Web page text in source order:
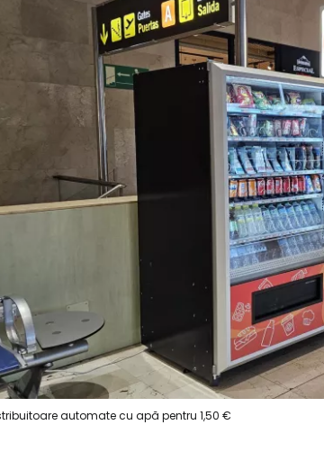
automate cu apă pentru 1,50 €